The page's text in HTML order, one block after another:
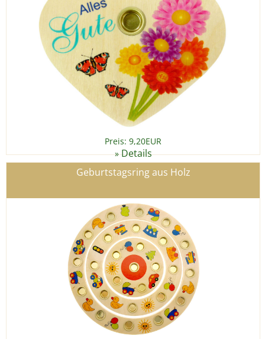
Preis: 9,20EUR
»Details
Geburtstagsring aus Holz